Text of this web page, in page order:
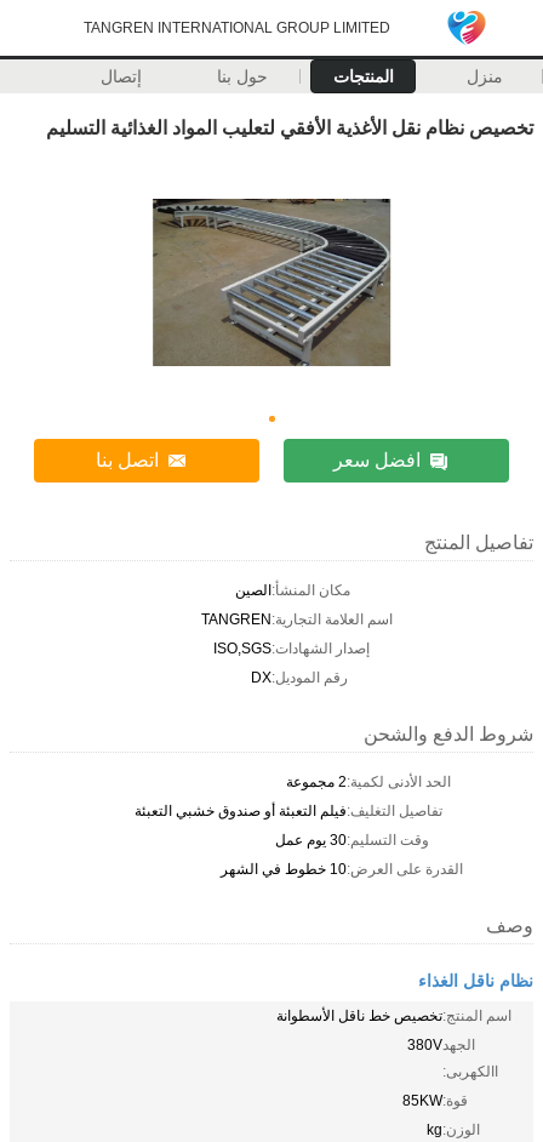
TANGREN INTERNATIONAL GROUP LIMITED
منزل المنتجات حول بنا إتصال
تخصيص نظام نقل الأغذية الأفقي لتعليب المواد الغذائية التسليم
افضل سعر اتصل بنا
تفاصيل المنتج
مكان المنشأ:الصين
اسم العلامة التجارية:TANGREN
إصدار الشهادات:ISO,SGS
رقم الموديل:DX
شروط الدفع والشحن
الحد الأدنى لكمية:2 مجموعة
تفاصيل التغليف:فيلم التعبئة أو صندوق خشبي التعبئة
وقت التسليم:30 يوم عمل
القدرة على العرض:10 خطوط في الشهر
وصف
نظام ناقل الغذاء
اسم المنتج:تخصيص خط ناقل الأسطوانة
الجهد
االكهربى:
380V
قوة:85KW
الوزن:kg